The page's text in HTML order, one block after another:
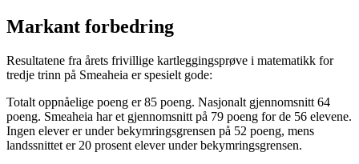
Markant forbedring
Resultatene fra årets frivillige kartleggingsprøve i matematikk for
tredje trinn på Smeaheia er spesielt gode:
Totalt oppnåelige poeng er 85 poeng. Nasjonalt gjennomsnitt 64
poeng. Smeaheia har et gjennomsnitt på 79 poeng for de 56 elevene.
Ingen elever er under bekymringsgrensen på 52 poeng, mens
landssnittet er 20 prosent elever under bekymringsgrensen.